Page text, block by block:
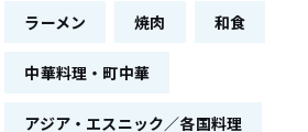
ラーメン 焼肉 和食
中華料理・町中華
アジア・エスニック／各国料理